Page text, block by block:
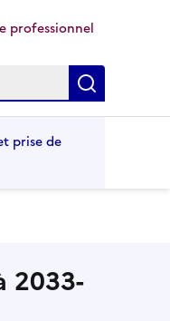
professionnel
prise de
2033-